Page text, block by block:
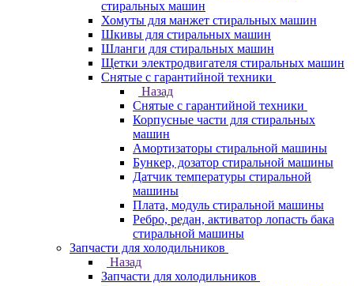
стиральных машин
Хомуты для манжет стиральных машин
Шкивы для стиральных машин
Шланги для стиральных машин
Щетки электродвигателя стиральных машин
Снятые с гарантийной техники
Назад
Снятые с гарантийной техники
Корпусные части для стиральных
машин
Амортизаторы стиральной машины
Бункер, дозатор стиральной машины
Датчик температуры стиральной
машины
Плата, модуль стиральной машины
Ребро, редан, активатор лопасть бака
стиральной машины
Запчасти для холодильников
Назад
Запчасти для холодильников